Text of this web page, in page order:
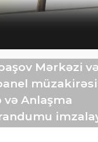
Mərkəzi
müzakirəsi
Anlaşma